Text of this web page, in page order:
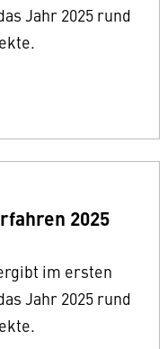
Jahr 2025 rund
2025
im ersten
Jahr 2025 rund